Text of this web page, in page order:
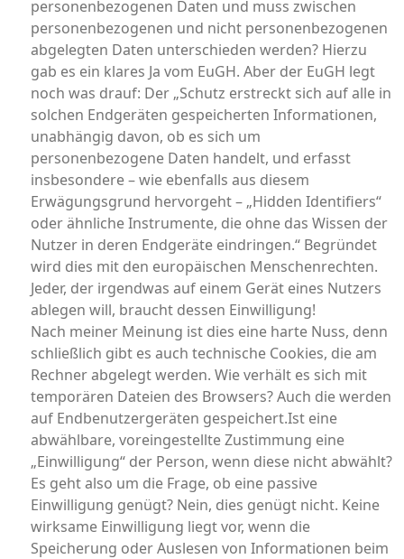
personenbezogenen Daten und muss zwischen
personenbezogenen und nicht personenbezogenen
abgelegten Daten unterschieden werden? Hierzu
gab es ein klares Ja vom EuGH. Aber der EuGH legt
noch was drauf: Der „Schutz erstreckt sich auf alle in
solchen Endgeräten gespeicherten Informationen,
unabhängig davon, ob es sich um
personenbezogene Daten handelt, und erfasst
insbesondere – wie ebenfalls aus diesem
Erwägungsgrund hervorgeht – „Hidden Identifiers“
oder ähnliche Instrumente, die ohne das Wissen der
Nutzer in deren Endgeräte eindringen.“ Begründet
wird dies mit den europäischen Menschenrechten.
Jeder, der irgendwas auf einem Gerät eines Nutzers
ablegen will, braucht dessen Einwilligung!
Nach meiner Meinung ist dies eine harte Nuss, denn
schließlich gibt es auch technische Cookies, die am
Rechner abgelegt werden. Wie verhält es sich mit
temporären Dateien des Browsers? Auch die werden
auf Endbenutzergeräten gespeichert.Ist eine
abwählbare, voreingestellte Zustimmung eine
„Einwilligung“ der Person, wenn diese nicht abwählt?
Es geht also um die Frage, ob eine passive
Einwilligung genügt? Nein, dies genügt nicht. Keine
wirksame Einwilligung liegt vor, wenn die
Speicherung oder Auslesen von Informationen beim